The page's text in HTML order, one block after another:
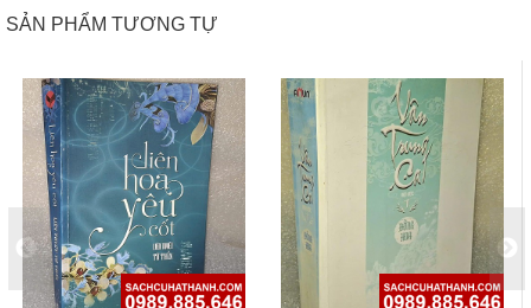
SẢN PHẨM TƯƠNG TỰ